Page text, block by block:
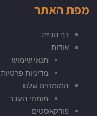
מפת האתר
דף הבית
אודות
תנאי שימוש
מדיניות פרטיות
המומחים שלנו
מומחי העבר
פודקאסטים